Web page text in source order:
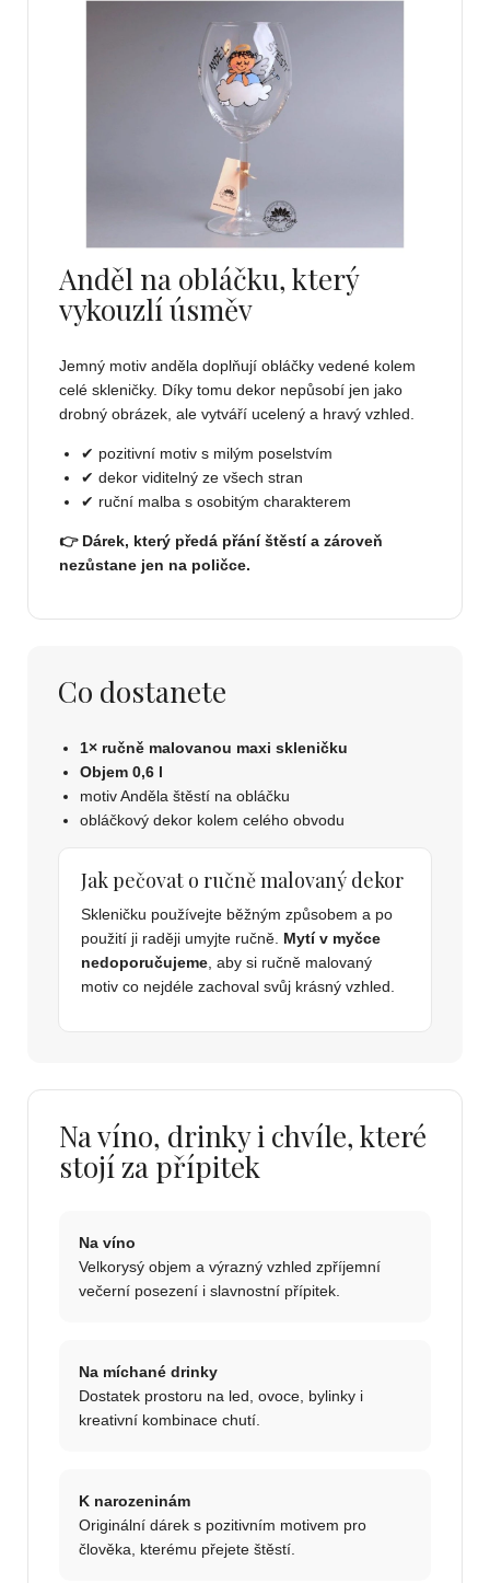
Anděl na obláčku, který
vykouzlí úsměv
Jemný motiv anděla doplňují obláčky vedené kolem
celé skleničky. Díky tomu dekor nepůsobí jen jako
drobný obrázek, ale vytváří ucelený a hravý vzhled.
✔ pozitivní motiv s milým poselstvím
✔ dekor viditelný ze všech stran
✔ ruční malba s osobitým charakterem
👉 Dárek, který předá přání štěstí a zároveň
nezůstane jen na poličce.
Co dostanete
1× ručně malovanou maxi skleničku
Objem 0,6 l
motiv Anděla štěstí na obláčku
obláčkový dekor kolem celého obvodu
Jak pečovat o ručně malovaný dekor
Skleničku používejte běžným způsobem a po
použití ji raději umyjte ručně. Mytí v myčce
nedoporučujeme , aby si ručně malovaný
motiv co nejdéle zachoval svůj krásný vzhled.
Na víno, drinky i chvíle, které
stojí za přípitek
Na víno
Velkorysý objem a výrazný vzhled zpříjemní
večerní posezení i slavnostní přípitek.
Na míchané drinky
Dostatek prostoru na led, ovoce, bylinky i
kreativní kombinace chutí.
K narozeninám
Originální dárek s pozitivním motivem pro
člověka, kterému přejete štěstí.